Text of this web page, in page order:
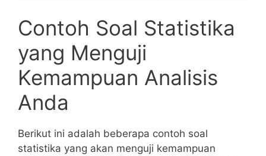
Contoh Soal Statistika
‍yang Menguji
Kemampuan Analisis
Anda
Berikut ini adalah beberapa contoh soal
⁣statistika yang​ akan‌ menguji⁣ kemampuan